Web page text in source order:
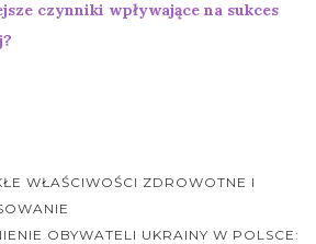
czynniki wpływające na sukces
WŁAŚCIWOŚCI ZDROWOTNE I
OBYWATELI UKRAINY W POLSCE: